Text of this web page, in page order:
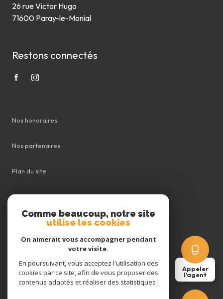
Appeler
l'agent
26 rue Victor Hugo
71600 Paray-le-Monial
Restons connectés
Nos honoraires
Nos partenaires
Plan du site
Mentions légales
Cookies
Comme beaucoup, notre site
utilise les cookies
On aimerait vous accompagner pendant
votre visite.
En poursuivant, vous acceptez l'utilisation des
cookies par ce site, afin de vous proposer des
contenus adaptés et réaliser des statistiques !